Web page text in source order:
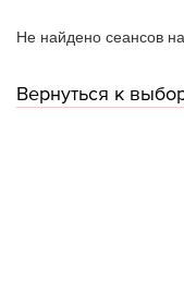
Не найдено сеансов
Вернуться к